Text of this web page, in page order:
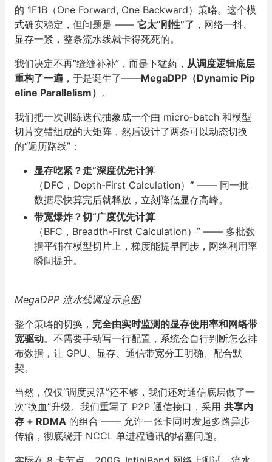
的 1F1B（One Forward, One Backward）策略。这个模
式确实稳定，但问题是 —— 它太“刚性”了 ，网络一抖、
显存一紧，整条流水线就卡得死死的。
我们决定不再“缝缝补补”，而是下猛药， 从调度逻辑底层
重构了一遍 ，于是诞生了——MegaDPP（Dynamic Pip
eline Parallelism） 。
我们把一次训练迭代抽象成一个由 micro‑batch 和模型
切片交错组成的大矩阵，然后设计了两条可以动态切换
的“遍历路线”：
显存吃紧？走“深度优先计算
（DFC，Depth-First Calculation） ” —— 同一批
数据尽快算完后就释放，立刻降低显存高峰。
带宽爆炸？切“广度优先计算
（BFC，Breadth-First Calculation）” —— 多批数
据平铺在模型切片上，梯度能提早同步，网络利用率
瞬间提升。
MegaDPP 流水线调度示意图
整个策略的切换， 完全由实时监测的显存使用率和网络带
宽驱动。不需要手动写一行配置，系统会自行判断怎么排
布数据，让 GPU、显存、通信带宽分工明确、配合默
契。
当然，仅仅“调度灵活”还不够，我们还对通信底层做了一
次“换血”升级。我们重写了 P2P 通信接口，采用 共享内
存 + RDMA 的组合 —— 允许一张卡同时发起多路异步
传输，彻底绕开 NCCL 单进程通讯的堵塞问题。